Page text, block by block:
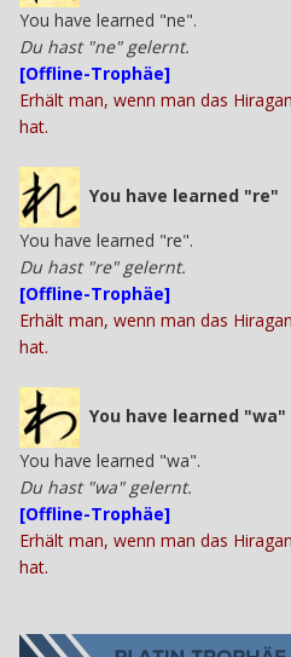
You have learned "ne".
Du hast "ne" gelernt.
[Offline-Trophäe]
Erhält man, wenn man das
hat.
You have learned "re"
You have learned "re".
Du hast "re" gelernt.
[Offline-Trophäe]
Erhält man, wenn man das
hat.
You have learned "wa"
You have learned "wa".
Du hast "wa" gelernt.
[Offline-Trophäe]
Erhält man, wenn man das
hat.